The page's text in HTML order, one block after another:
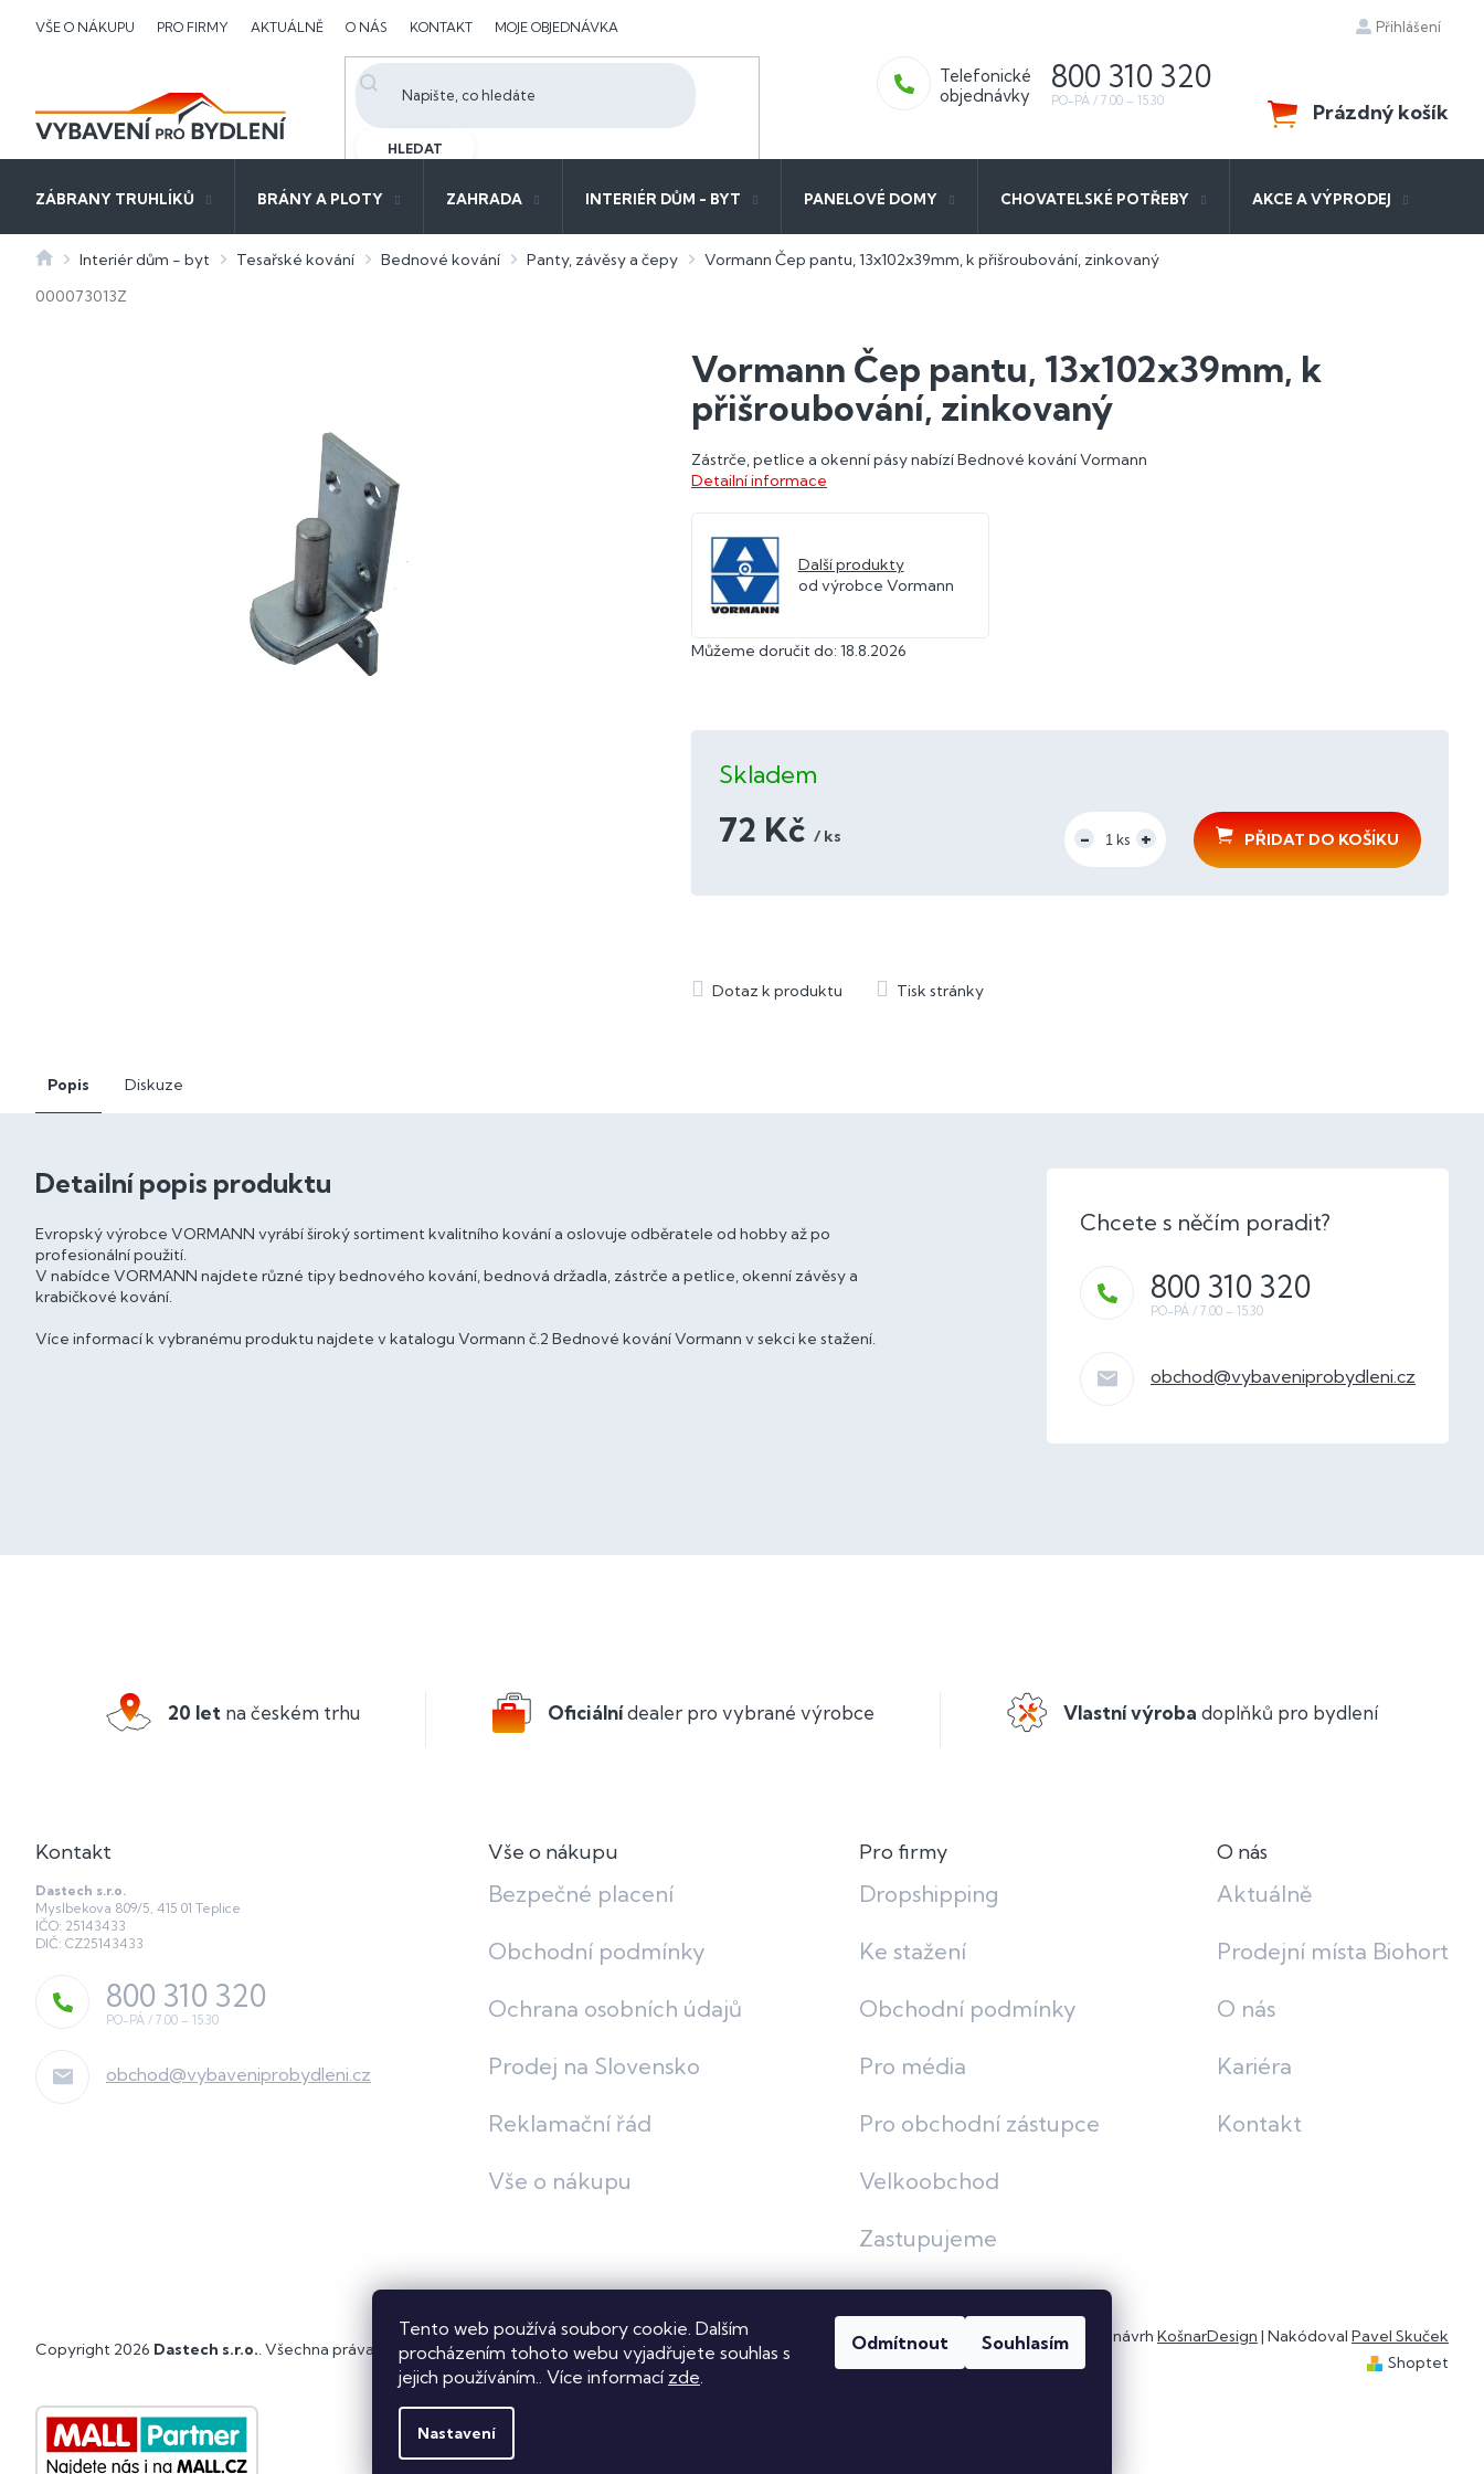
Tento web používá soubory cookie. Dalším
procházením tohoto webu vyjadřujete souhlas s
jejich používáním.. Více informací zde.
Nastavení
Odmítnout Souhlasím
VŠE O NÁKUPU PRO FIRMY AKTUÁLNĚ O NÁS KONTAKT MOJE OBJEDNÁVKA Přihlášení
HLEDAT
800 310 320
NÁKUPNÍ
KOŠÍK
Prázdný košík
ZÁBRANY TRUHLÍKŮ BRÁNY A PLOTY ZAHRADA INTERIÉR DŮM - BYT PANELOVÉ DOMY CHOVATELSKÉ POTŘEBY AKCE A VÝPRODEJ
DomůInteriér dům - byt Tesařské kování Bednové kování Panty, závěsy a čepy
Vormann Čep pantu, 13x102x39mm, k přišroubování, zinkovaný
000073013Z
Vormann Čep pantu, 13x102x39mm, k
přišroubování, zinkovaný
Můžeme doručit do: 18.8.2026
Skladem
72 Kč / ks
PŘIDAT DO KOŠÍKU
Zástrče, petlice a okenní pásy nabízí Bednové kování Vormann
Detailní informace
Další produkty
od výrobce Vormann
Popis Diskuze
Detailní popis produktu
Evropský výrobce VORMANN vyrábí široký sortiment kvalitního kování a oslovuje odběratele od hobby až po
profesionální použití.
V nabídce VORMANN najdete různé tipy bednového kování, bednová držadla, zástrče a petlice, okenní závěsy a
krabičkové kování.
Více informací k vybranému produktu najdete v katalogu Vormann č.2 Bednové kování Vormann v sekci ke stažení.
obchod@vybaveniprobydleni.cz
800 310 320
20 let na českém trhu Oficiálnídealer pro vybrané výrobce Vlastní výroba doplňků pro bydlení
Kontakt
Dastech s.r.o.
Myslbekova 809/5, 415 01 Teplice
IČO: 25143433
DIČ: CZ25143433
obchod@vybaveniprobydleni.cz
800 310 320
Vše o nákupu
Bezpečné placení
Obchodní podmínky
Ochrana osobních údajů
Prodej na Slovensko
Reklamační řád
Vše o nákupu
Pro firmy
Dropshipping
Ke stažení
Obchodní podmínky
Pro média
Pro obchodní zástupce
Velkoobchod
Zastupujeme
O nás
Aktuálně
Prodejní místa Biohort
O nás
Kariéra
Kontakt
Grafický návrh KošnarDesign | Nakódoval Pavel Skuček
Shoptet
Copyright 2026 Dastech s.r.o.. Všechna práva vyhrazena.Upravit nastavení cookies